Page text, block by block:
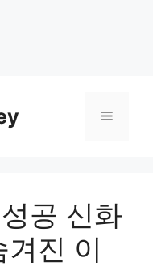
Menu
공 신화
진 이